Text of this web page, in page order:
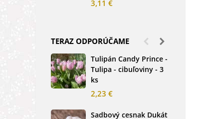
3,11 €
TERAZ ODPORÚČAME
Tulipán Candy Prince -
Tulipa - cibuľoviny - 3
ks
2,23 €
Sadbový cesnak Dukát